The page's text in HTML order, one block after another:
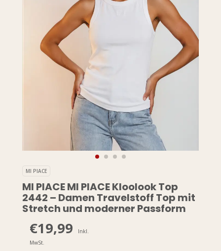
MI PIACE
MI PIACE MI PIACE Kloolook Top
2442 – Damen Travelstoff Top mit
Stretch und moderner Passform
€19,99
Inkl.
MwSt.